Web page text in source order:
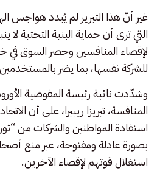
غير أنّ هذا التبرير لم يُبدد هواجس
التي ترى أن حماية البنية التحتية لا
لإقصاء المنافسين وحصر السوق في
للشركة نفسها، بما يضر
وشدّدت نائبة رئيسة المفوضية
المنافسة، تيريزا ريبيرا، على أن
استفادة المواطنين والشركات من
بصورة عادلة ومفتوحة، عبر منع
استغلال قوتهم لإقصاء الآخرين.